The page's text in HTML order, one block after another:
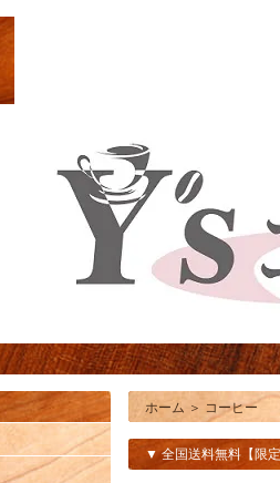
ホーム ＞ コーヒー
▼ 全国送料無料【限